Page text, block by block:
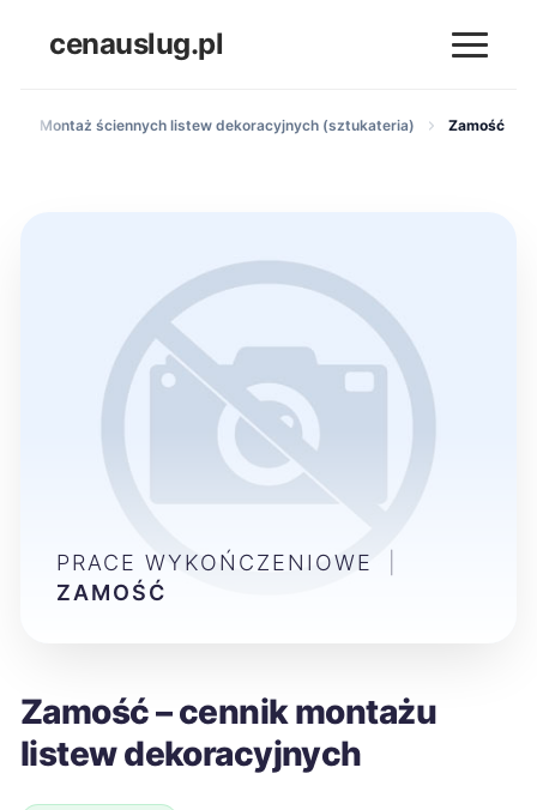
cenauslug.pl
Montaż ściennych listew dekoracyjnych (sztukateria) Zamość
Zamość – cennik montażu
listew dekoracyjnych
PRACE WYKOŃCZENIOWE
ZAMOŚĆ